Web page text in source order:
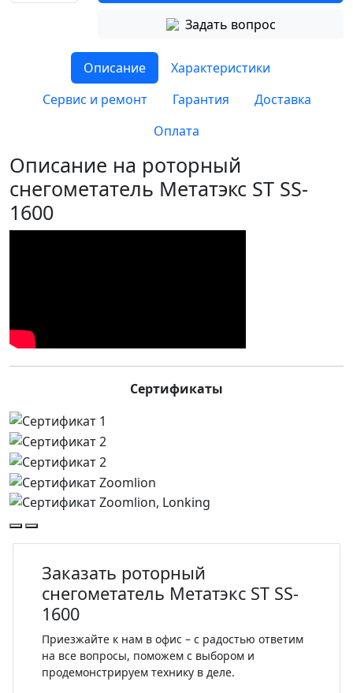
Задать вопрос
Описание
Характеристики
Сервис и ремонт
Гарантия
Доставка
Оплата
Описание на роторный
снегометатель Метатэкс ST SS-
1600
Сертификаты
Заказать роторный
снегометатель Метатэкс ST SS-
1600
Приезжайте к нам в офис – с радостью ответим
на все вопросы, поможем с выбором и
продемонстрируем технику в деле.